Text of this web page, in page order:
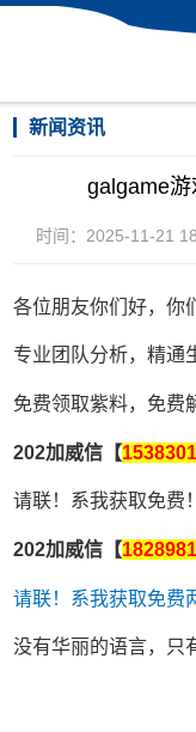
新闻资讯
galgame
时间：2025-11-21
各位朋友你们好，你
专业团队分析，精通
免费领取紫料，免费
202加威信【
请联！系我获取免费
202加威信【
请联！系我获取免费
没有华丽的语言，只